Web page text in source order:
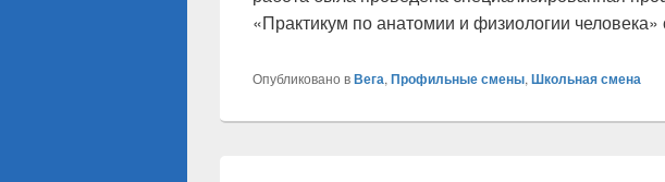
«Практикум по анатомии и физиологии человека»
Опубликовано вВега, Профильные смены, Школьная смена